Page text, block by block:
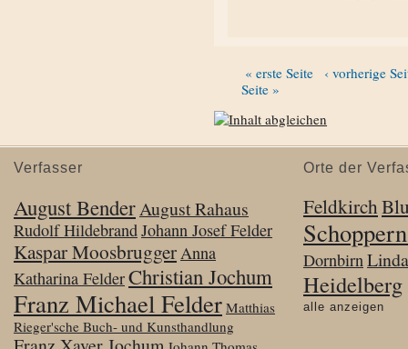
« erste Seite
‹ vorherige
Seite »
Verfasser
August BenderAugust Rahaus
Rudolf HildebrandJohann Josef Felder
Kaspar MoosbruggerAnna
Katharina FelderChristian Jochum
Franz Michael Felder Matthias
Rieger'sche Buch- und Kunsthandlung
Orte der
Feldkirch
Dornbirn
Heidelberg
alle anzeigen